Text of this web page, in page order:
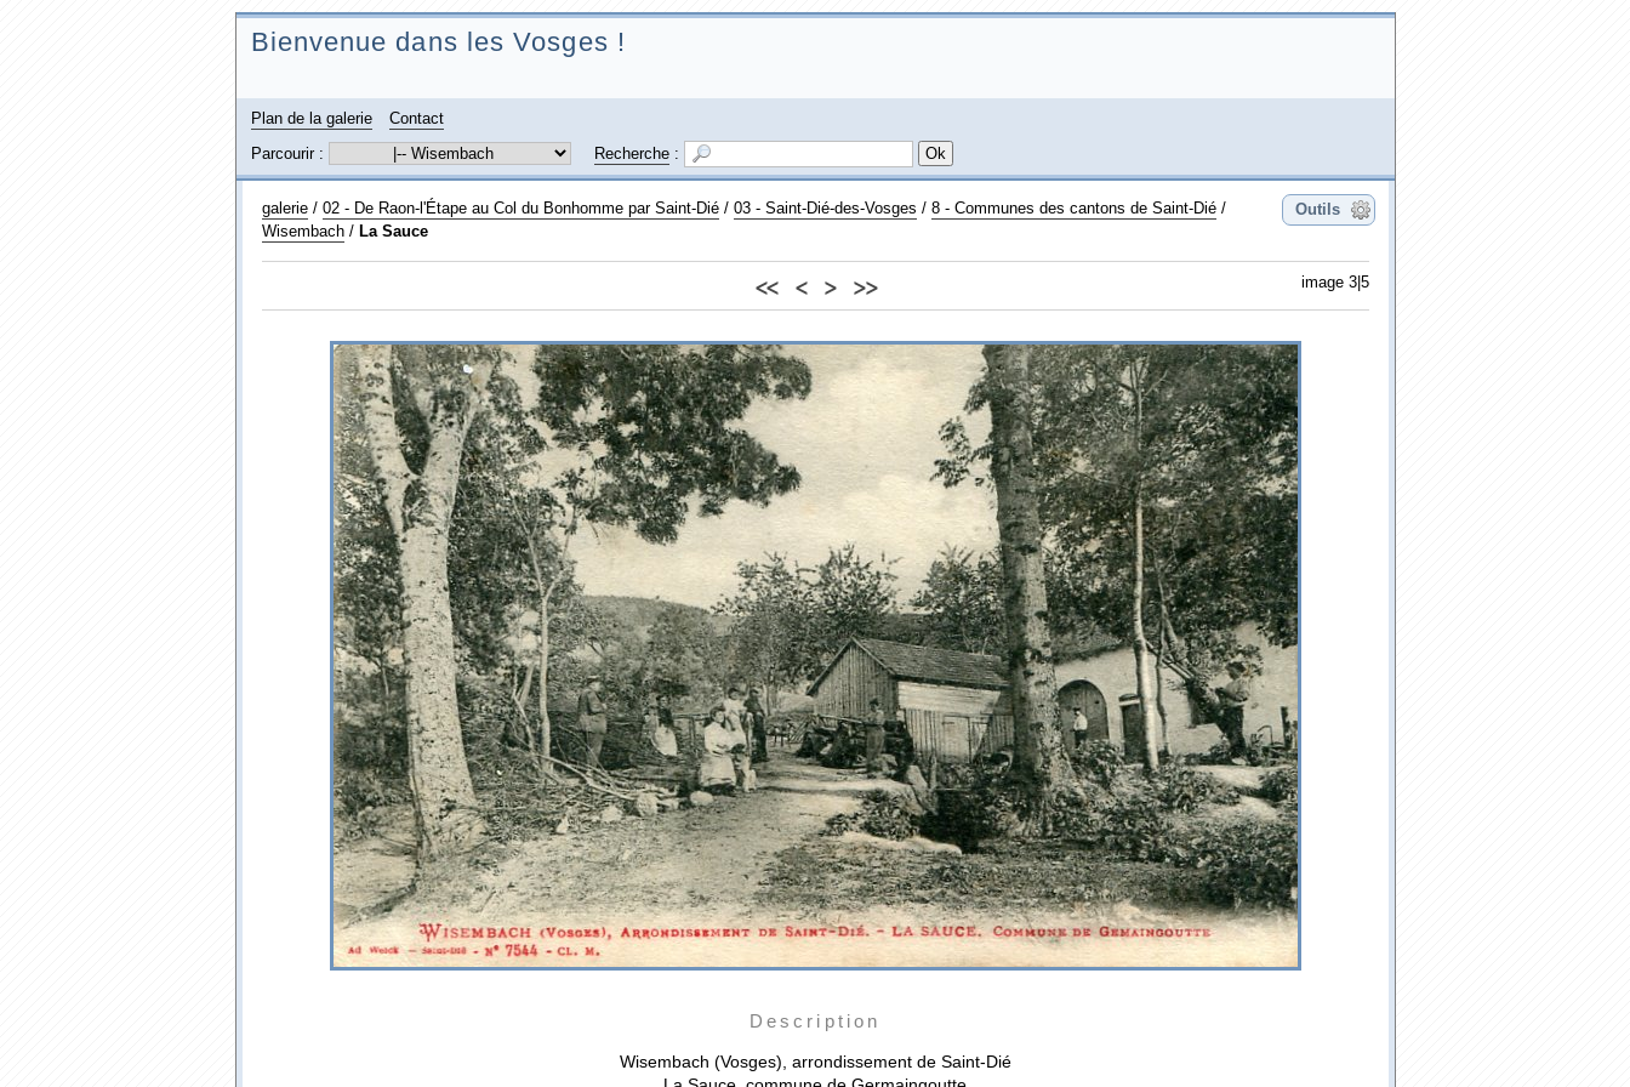
Bienvenue dans les Vosges !
Plan de la galerie
Contact
Parcourir :
Recherche:
Outils
galerie/ 02 - De Raon-l'Étape au Col du Bonhomme par Saint-Dié/ 03 - Saint-Dié-des-Vosges / 8 - Communes des cantons de Saint-Dié/
Wisembach/ La Sauce
image 3|5
<< < > >>
Description
Wisembach (Vosges), arrondissement de Saint-Dié